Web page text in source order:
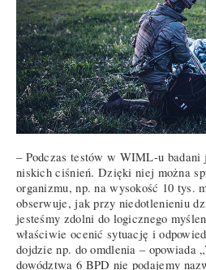
– Podczas testów w WIML-u badani
niskich ciśnień. Dzięki niej można
organizmu, np. na wysokość 10 tys.
obserwuje, jak przy niedotlenieniu
jesteśmy zdolni do logicznego
właściwie ocenić sytuację i
dojdzie np. do omdlenia – opowiada
dowództwa 6 BPD nie podajemy